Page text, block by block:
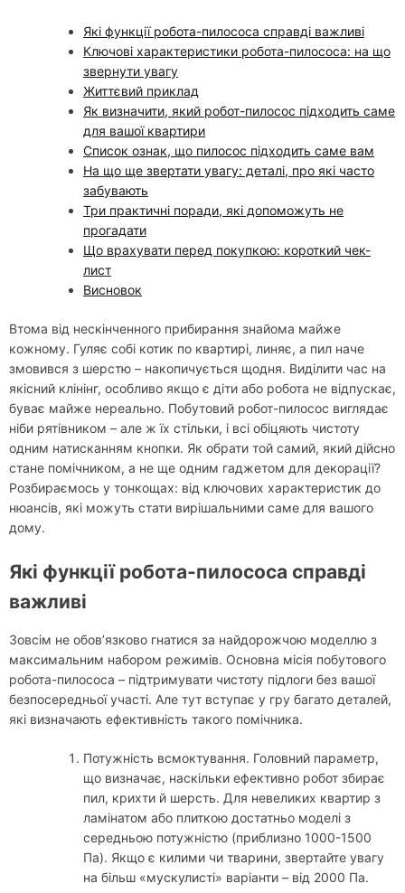
Які функції робота-пилососа справді важливі
Ключові характеристики робота-пилососа: на що
звернути увагу
Життєвий приклад
Як визначити, який робот-пилосос підходить саме
для вашої квартири
Список ознак, що пилосос підходить саме вам
На що ще звертати увагу: деталі, про які часто
забувають
Три практичні поради, які допоможуть не
прогадати
Що врахувати перед покупкою: короткий чек-
лист
Висновок
Втома від нескінченного прибирання знайома майже
кожному. Гуляє собі котик по квартирі, линяє, а пил наче
змовився з шерстю – накопичується щодня. Виділити час на
якісний клінінг, особливо якщо є діти або робота не відпускає,
буває майже нереально. Побутовий робот-пилосос виглядає
ніби рятівником – але ж їх стільки, і всі обіцяють чистоту
одним натисканням кнопки. Як обрати той самий, який дійсно
стане помічником, а не ще одним гаджетом для декорації?
Розбираємось у тонкощах: від ключових характеристик до
нюансів, які можуть стати вирішальними саме для вашого
дому.
Які функції робота-пилососа справді
важливі
Зовсім не обов’язково гнатися за найдорожчою моделлю з
максимальним набором режимів. Основна місія побутового
робота-пилососа – підтримувати чистоту підлоги без вашої
безпосередньої участі. Але тут вступає у гру багато деталей,
які визначають ефективність такого помічника.
Потужність всмоктування. Головний параметр,
що визначає, наскільки ефективно робот збирає
пил, крихти й шерсть. Для невеликих квартир з
ламінатом або плиткою достатньо моделі з
середньою потужністю (приблизно 1000-1500
Па). Якщо є килими чи тварини, звертайте увагу
на більш «мускулисті» варіанти – від 2000 Па.